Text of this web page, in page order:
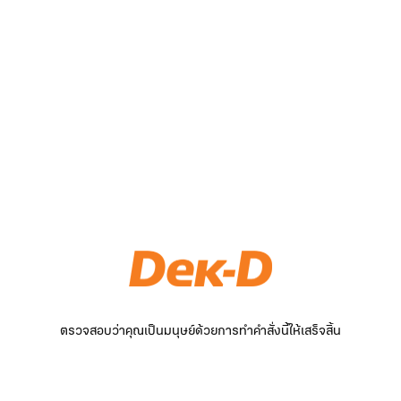
ตรวจสอบว่าคุณเป็นมนุษย์ด้วยการทำคำสั่งนี้ให้เสร็จสิ้น